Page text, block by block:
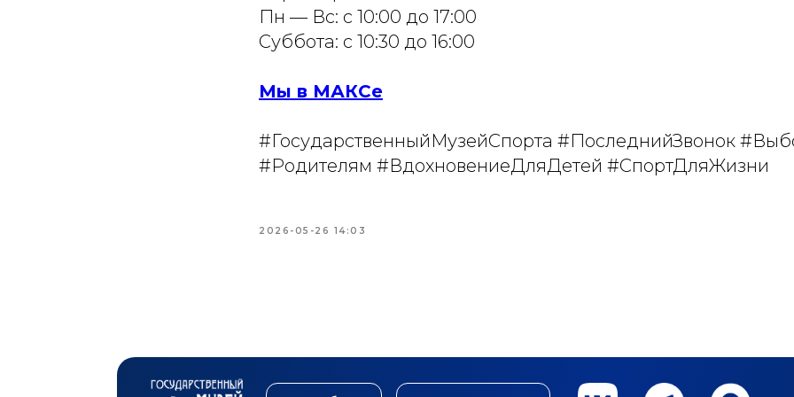
Пн — Вс: с 10:00 до 17:00
Суббота: с 10:30 до 16:00
Мы в МАКСе
#ГосударственныйМузейСпорта #ПоследнийЗвонок
#Родителям #ВдохновениеДляДетей #СпортДляЖизни
2026-05-26 14:03